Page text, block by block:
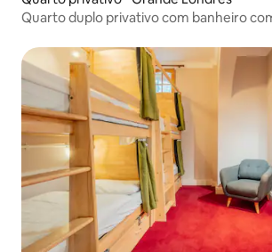
Quarto duplo privativo com banheiro